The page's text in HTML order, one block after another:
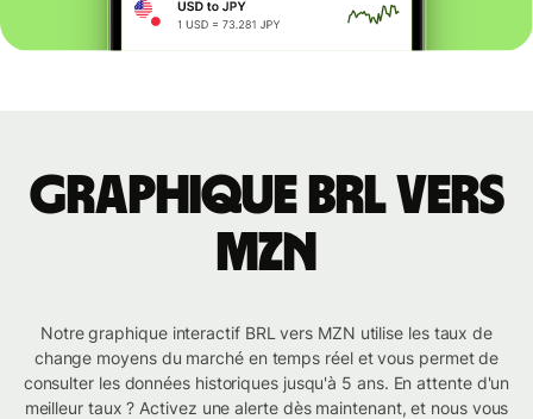
Graphique BRL vers
MZN
Notre graphique interactif BRL vers MZN utilise les taux de
change moyens du marché en temps réel et vous permet de
consulter les données historiques jusqu'à 5 ans. En attente d'un
meilleur taux ? Activez une alerte dès maintenant, et nous vous